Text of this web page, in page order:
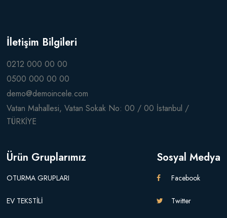
İletişim Bilgileri
0212 000 00 00
0500 000 00 00
demo@demoincele.com
Vatan Mahallesi, Vatan Sokak No: 00 / 00 İstanbul /
TÜRKİYE
Ürün Gruplarımız
OTURMA GRUPLARI
EV TEKSTİLİ
Sosyal Medya
Facebook
Twitter